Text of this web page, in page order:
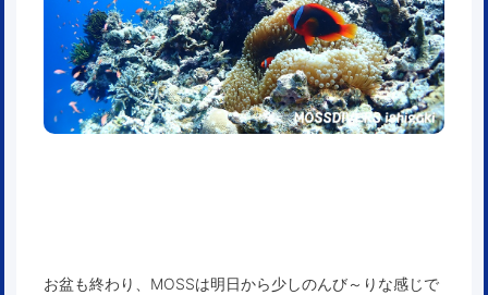
お盆も終わり、MOSSは明日から少しのんび～りな感じで